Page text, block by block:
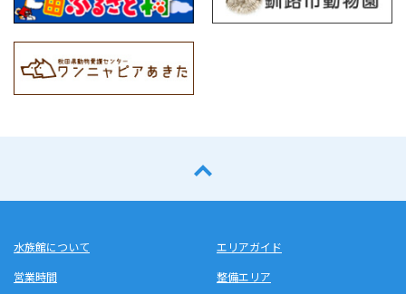
水族館について
営業時間
エリアガイド
整備エリア